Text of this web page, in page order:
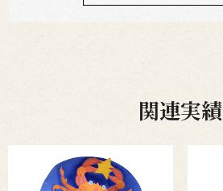
関連実績